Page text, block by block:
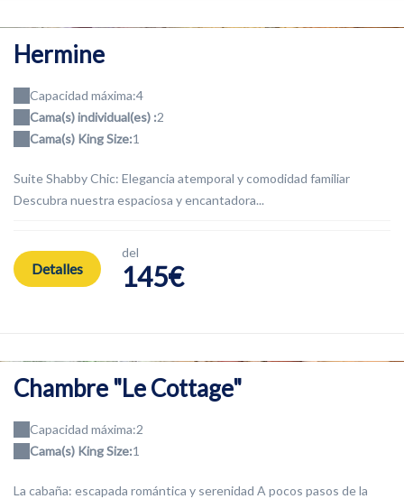
Hermine
Capacidad máxima:4
Cama(s) individual(es) :2
Cama(s) King Size:1
Suite Shabby Chic: Elegancia atemporal y comodidad familiar
Descubra nuestra espaciosa y encantadora...
Detalles
del
145€
Chambre "Le Cottage"
Capacidad máxima:2
Cama(s) King Size:1
La cabaña: escapada romántica y serenidad A pocos pasos de la